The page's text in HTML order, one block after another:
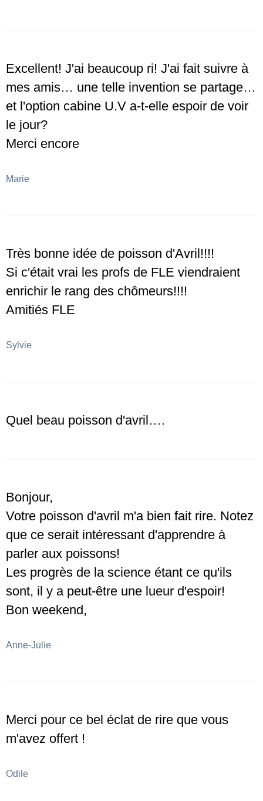
Excellent! J'ai beaucoup ri! J'ai fait suivre à
mes amis… une telle invention se partage…
et l'option cabine U.V a-t-elle espoir de voir
le jour?
Merci encore
Marie
Très bonne idée de poisson d'Avril!!!!
Si c'était vrai les profs de FLE viendraient
enrichir le rang des chômeurs!!!!
Amitiés FLE
Sylvie
Quel beau poisson d'avril….
Bonjour,
Votre poisson d'avril m'a bien fait rire. Notez
que ce serait intéressant d'apprendre à
parler aux poissons!
Les progrès de la science étant ce qu'ils
sont, il y a peut-être une lueur d'espoir!
Bon weekend,
Anne-Julie
Merci pour ce bel éclat de rire que vous
m'avez offert !
Odile